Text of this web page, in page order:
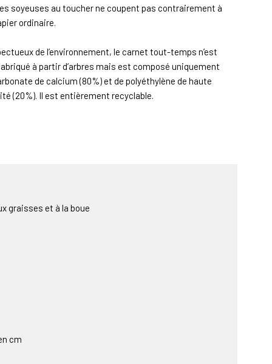
soyeuses au toucher ne coupent pas contrairement à
ordinaire.
de l’environnement, le carnet tout-temps n’est
à partir d’arbres mais est composé uniquement
de calcium (80%) et de polyéthylène de haute
(20%). Il est entièrement recyclable.
graisses et à la boue
cm